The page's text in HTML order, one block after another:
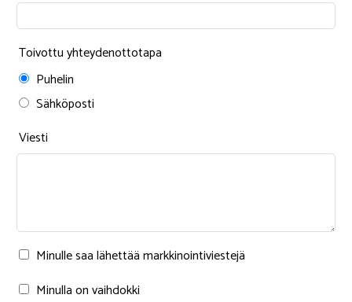
Toivottu yhteydenottotapa
Puhelin
Sähköposti
Viesti
Minulle saa lähettää markkinointiviestejä
Minulla on vaihdokki